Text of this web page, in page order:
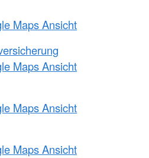
Maps Ansicht
Maps Ansicht
Maps Ansicht
Maps Ansicht